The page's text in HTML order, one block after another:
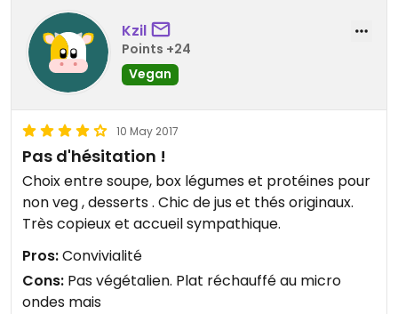
Kzil
Points +24
Vegan
10 May 2017
Pas d'hésitation !
Choix entre soupe, box légumes et protéines pour
non veg , desserts . Chic de jus et thés originaux.
Très copieux et accueil sympathique.
Pros:Convivialité
Cons: Pas végétalien. Plat réchauffé au micro
ondes mais